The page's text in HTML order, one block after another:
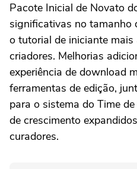
Pacote Inicial de Novato
significativas no tamanho
o tutorial de iniciante
criadores. Melhorias
experiência de download
ferramentas de edição,
para o sistema do Time
de crescimento
curadores.